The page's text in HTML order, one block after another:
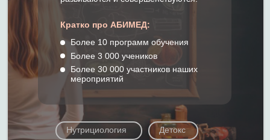
Нутрициология
Кратко про АБИМЕД:
Более 10 программ обучения
Более 3 000 учеников
Более 30 000 участников наших
мероприятий
Детокс